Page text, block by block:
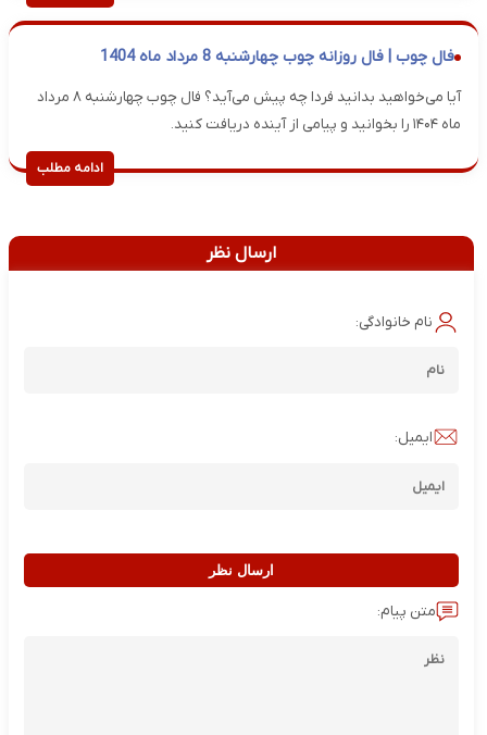
فال چوب | فال روزانه چوب چهارشنبه 8 مرداد ماه 1404
آیا می‌خواهید بدانید فردا چه پیش می‌آید؟ فال چوب چهارشنبه ۸ مرداد
ماه ۱۴۰۴ را بخوانید و پیامی از آینده دریافت کنید.
ادامه مطلب
ارسال نظر
نام خانوادگی:
ایمیل:
ارسال نظر
متن پیام: